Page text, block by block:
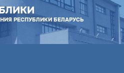
РЕСПУБЛИКИ БЕЛАРУСЬ